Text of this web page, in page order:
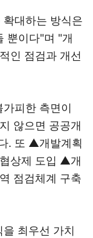
대하는 방식은
뿐이다"며 "개
인 점검과 개선
피한 측면이
않으면 공공개
. 또 ▲개발계획
상제 도입 ▲개
점검체계 구축
최우선 가치